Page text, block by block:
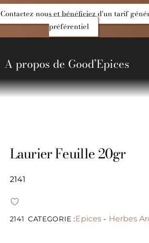
Contactez-nous et bénéficiez d'un tarif
préférentiel
A propos de Good’Epices
Laurier Feuille 20gr
2141
2141 CATEGORIE :Epices- Herbes